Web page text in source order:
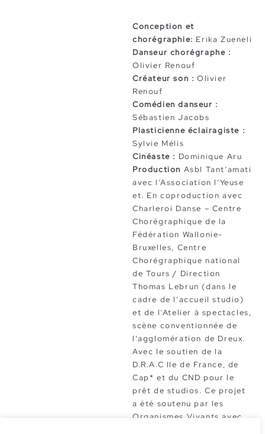
Conception et
chorégraphie: Erika Zueneli
Danseur chorégraphe :
Olivier Renouf
Créateur son : Olivier
Renouf
Comédien danseur :
Sébastien Jacobs
Plasticienne éclairagiste :
Sylvie Mélis
Cinéaste : Dominique Aru
Production Asbl Tant’amati
avec l’Association l’Yeuse
et. En coproduction avec
Charleroi Danse – Centre
Chorégraphique de la
Fédération Wallonie-
Bruxelles, Centre
Chorégraphique national
de Tours / Direction
Thomas Lebrun (dans le
cadre de l’accueil studio)
et de l’Atelier à spectacles,
scène conventionnée de
l’agglomération de Dreux.
Avec le soutien de la
D.R.A.C Ile de France, de
Cap* et du CND pour le
prêt de studios. Ce projet
a été soutenu par les
Organismes Vivants avec